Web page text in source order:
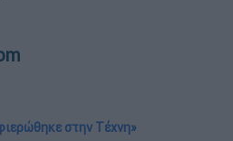
στην Τέχνη»